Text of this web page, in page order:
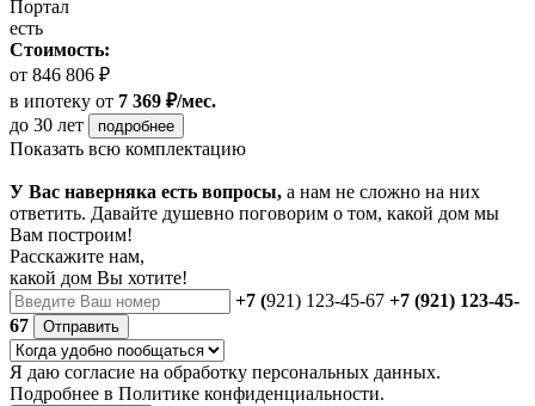
Портал
есть
Стоимость:
от 846 806 ₽
в ипотеку от 7 369 ₽/мес.
до 30 лет
подробнее
Показать всю комплектацию
У Вас наверняка есть вопросы, а нам не сложно на них
ответить. Давайте душевно поговорим о том, какой дом мы
Вам построим!
Расскажите нам,
какой дом Вы хотите!
+7 (921) 123-45-67 +7 (921) 123-45-
67
Отправить
Я даю согласие на обработку персональных данных.
Подробнее в Политике конфиденциальности.